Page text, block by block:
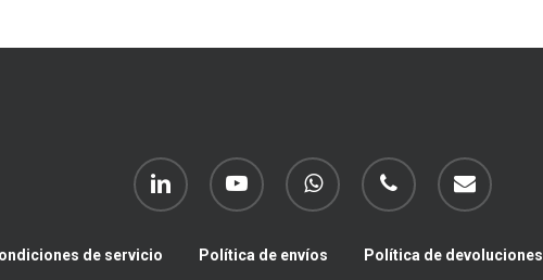
linkedin youtube whatsapp phone email
de servicio Política de envíos Política de devoluciones